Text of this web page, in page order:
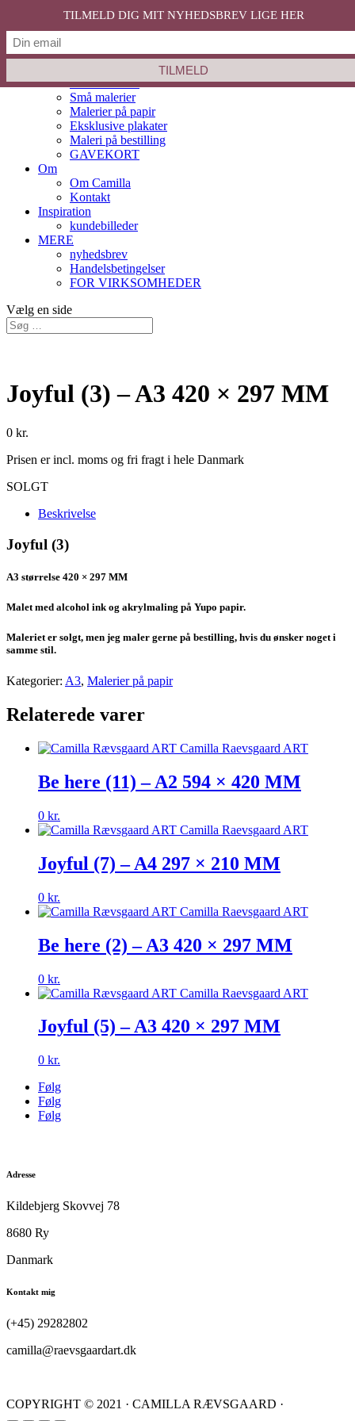
Velkommen
Shop
Store malerier
Små malerier
Malerier på papir
Eksklusive plakater
Maleri på bestilling
GAVEKORT
Om
Om Camilla
Kontakt
Inspiration
kundebilleder
MERE
nyhedsbrev
Handelsbetingelser
FOR VIRKSOMHEDER
Vælg en side
Joyful (3) – A3 420 × 297 MM
0 kr.
Prisen er incl. moms og fri fragt i hele Danmark
SOLGT
Beskrivelse
Joyful (3)
A3 størrelse 420 × 297 MM
Malet med alcohol ink og akrylmaling på Yupo papir.
Maleriet er solgt, men jeg maler gerne på bestilling, hvis du ønsker noget i
samme stil.
Kategorier: A3, Malerier på papir
Relaterede varer
Be here (11) – A2 594 × 420 MM
0 kr.
Joyful (7) – A4 297 × 210 MM
0 kr.
Be here (2) – A3 420 × 297 MM
0 kr.
Joyful (5) – A3 420 × 297 MM
0 kr.
Følg
Følg
Følg
Adresse
Kildebjerg Skovvej 78
8680 Ry
Danmark
Kontakt mig
(+45) 29282802
camilla@raevsgaardart.dk
COPYRIGHT © 2021 · CAMILLA RÆVSGAARD ·
TILMELD DIG MIT NYHEDSBREV LIGE HER